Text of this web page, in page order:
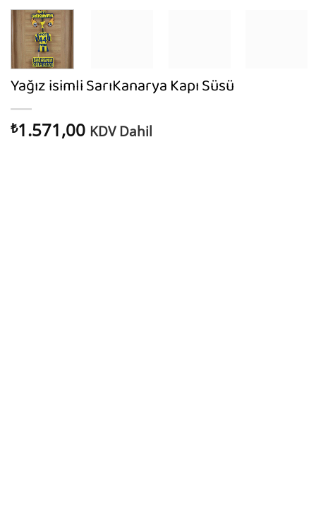
Yağız isimli SarıKanarya Kapı Süsü
₺1.571,00 KDV Dahil